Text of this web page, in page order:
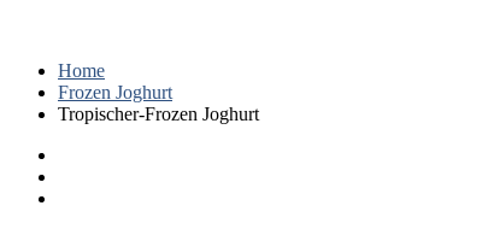
Home
Frozen Joghurt
Tropischer-Frozen Joghurt